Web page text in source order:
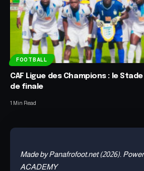
FOOTBALL
CAF Ligue des Champions : le
de finale
1 Min Read
Made by Panafrofoot.net (2026).
ACADEMY